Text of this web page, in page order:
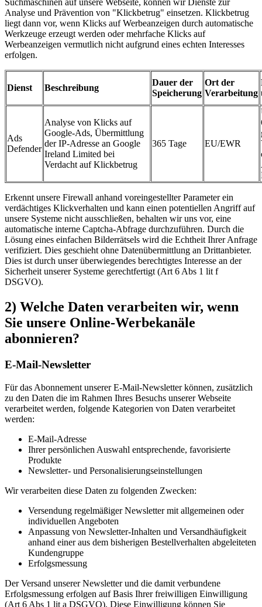
Suchmaschinen auf unsere Webseite, können wir Dienste zur
Analyse und Prävention von "Klickbetrug" einsetzen. Klickbetrug
liegt dann vor, wenn Klicks auf Werbeanzeigen durch automatische
Werkzeuge erzeugt werden oder mehrfache Klicks auf
Werbeanzeigen vermutlich nicht aufgrund eines echten Interesses
erfolgen.
Dienst Beschreibung
Dauer der
Speicherung
Ort der
Verarbeitung
Ads
Defender
Analyse von Klicks auf
Google-Ads, Übermittlung
der IP-Adresse an Google
Ireland Limited bei
Verdacht auf Klickbetrug
365 Tage EU/EWR
Erkennt unsere Firewall anhand voreingestellter Parameter ein
verdächtiges Klickverhalten und kann einen potentiellen Angriff auf
unsere Systeme nicht ausschließen, behalten wir uns vor, eine
automatische interne Captcha-Abfrage durchzuführen. Durch die
Lösung eines einfachen Bilderrätsels wird die Echtheit Ihrer Anfrage
verifiziert. Dies geschieht ohne Datenübermittlung an Drittanbieter.
Dies ist durch unser überwiegendes berechtigtes Interesse an der
Sicherheit unserer Systeme gerechtfertigt (Art 6 Abs 1 lit f
DSGVO).
2) Welche Daten verarbeiten wir, wenn
Sie unsere Online-Werbekanäle
abonnieren?
E-Mail-Newsletter
Für das Abonnement unserer E-Mail-Newsletter können, zusätzlich
zu den Daten die im Rahmen Ihres Besuchs unserer Webseite
verarbeitet werden, folgende Kategorien von Daten verarbeitet
werden:
E-Mail-Adresse
Ihrer persönlichen Auswahl entsprechende, favorisierte
Produkte
Newsletter- und Personalisierungseinstellungen
Wir verarbeiten diese Daten zu folgenden Zwecken:
Versendung regelmäßiger Newsletter mit allgemeinen oder
individuellen Angeboten
Anpassung von Newsletter-Inhalten und Versandhäufigkeit
anhand einer aus dem bisherigen Bestellverhalten abgeleiteten
Kundengruppe
Erfolgsmessung
Der Versand unserer Newsletter und die damit verbundene
Erfolgsmessung erfolgen auf Basis Ihrer freiwilligen Einwilligung
(Art 6 Abs 1 lit a DSGVO). Diese Einwilligung können Sie